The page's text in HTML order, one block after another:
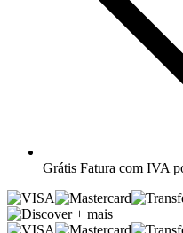
Grátis Fatura com IVA
+ mais